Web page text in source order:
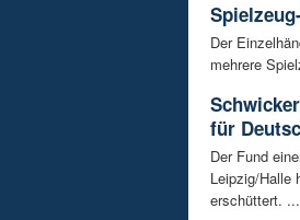
Der
mehrere
für
Der Fund
Leipzig/Halle
erschüttert. ...